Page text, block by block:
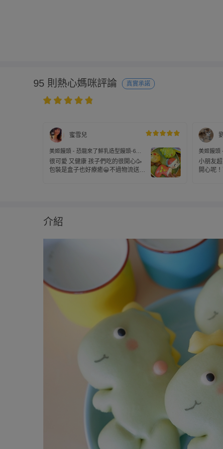
95 則熱心媽咪評論 真實承諾
蜜雪兒
美姬饅頭 - 恐龍來了鮮乳造型饅頭-6
入-30g/顆
很可愛 又健康 孩子們吃的很開心🥳
包裝是盒子也好療癒😀不過物流送錯
美姬饅頭
入-30g/顆
小朋友
開心呢
介紹